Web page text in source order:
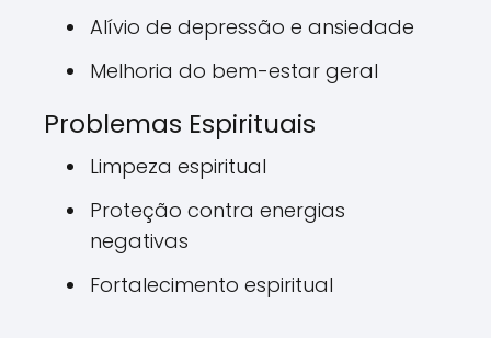
Alívio de depressão e ansiedade
Melhoria do bem-estar geral
Problemas Espirituais
Limpeza espiritual
Proteção contra energias
negativas
Fortalecimento espiritual